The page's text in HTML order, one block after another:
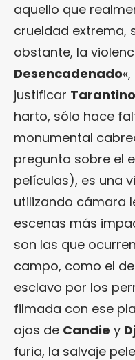
aquello que
crueldad extrema,
obstante, la
Desencadenado
justificar Tarantino
harto, sólo hace
monumental
pregunta sobre el
películas), es una
utilizando cámara
escenas más
son las que
campo, como el
esclavo por los
filmada con ese
ojos de Candie y
furia, la salvaje